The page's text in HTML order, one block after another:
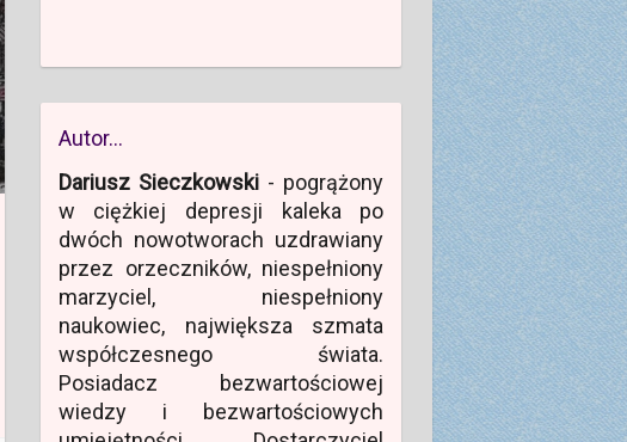
Autor…
Dariusz Sieczkowski - pogrążony
w ciężkiej depresji kaleka po
dwóch nowotworach uzdrawiany
przez orzeczników, niespełniony
marzyciel, niespełniony
naukowiec, największa szmata
współczesnego świata.
Posiadacz bezwartościowej
wiedzy i bezwartościowych